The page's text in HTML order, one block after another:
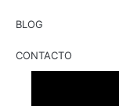
BLOG
CONTACTO